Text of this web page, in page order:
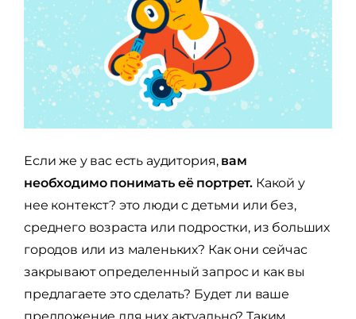
Если же у вас есть аудитория,вам
необходимо понимать её портрет. Какой у
нее контекст? это люди с детьми или без,
среднего возраста или подростки, из больших
городов или из маленьких? Как они сейчас
закрывают определенный запрос и как вы
предлагаете это сделать? Будет ли ваше